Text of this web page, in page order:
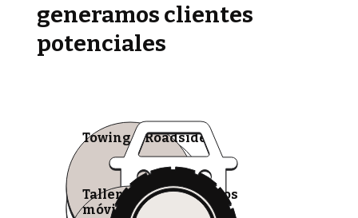
generamos clientes
potenciales
Towing & Roadside
Talleres de neumáticos
móviles